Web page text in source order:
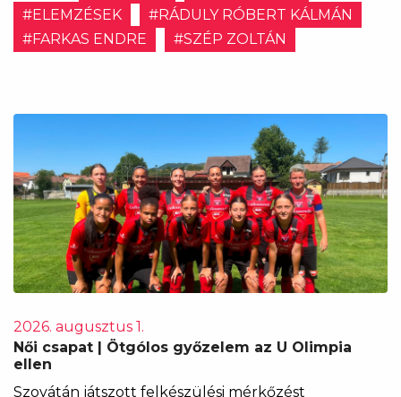
#ELEMZÉSEK
#RÁDULY RÓBERT KÁLMÁN
#FARKAS ENDRE
#SZÉP ZOLTÁN
2026. augusztus 1.
Női csapat | Ötgólos győzelem az U Olimpia
ellen
Szovátán játszott felkészülési mérkőzést